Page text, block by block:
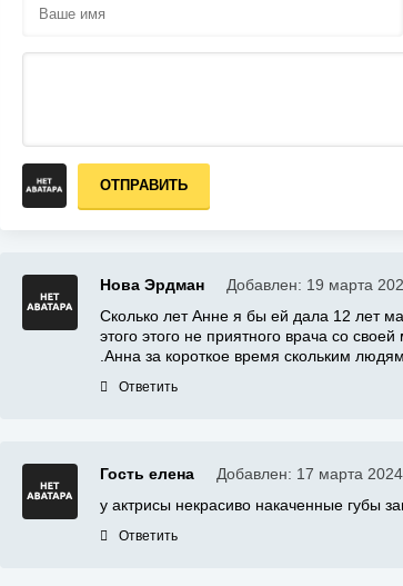
ОТПРАВИТЬ
Нова Эрдман Добавлен: 19 марта
Сколько лет Анне я бы ей дала 12 лет
этого этого не приятного врача со
.Анна за короткое время скольким
Ответить
Гость елена Добавлен: 17 марта
у актрисы некрасиво накаченные губы
Ответить